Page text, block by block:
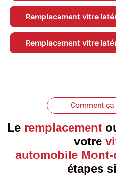
Remplacement vitre
Remplacement vitre
Comment ça
Le remplacement
votre
automobile
étapes